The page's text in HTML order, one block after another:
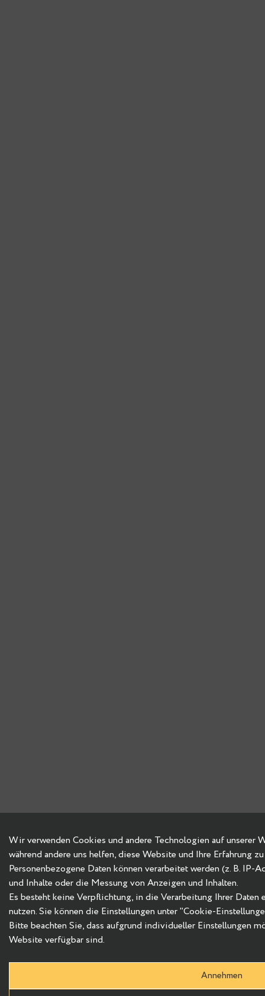
Wir verwenden Cookies und andere Technologien auf unserer
während andere uns helfen, diese Website und Ihre Erfahrung
Personenbezogene Daten können verarbeitet werden (z. B. IP-
und Inhalte oder die Messung von Anzeigen und Inhalten.
Es besteht keine Verpflichtung, in die Verarbeitung Ihrer
nutzen. Sie können die Einstellungen unter "Cookie-
Bitte beachten Sie, dass aufgrund individueller Einstellungen
Website verfügbar sind.
Annehmen